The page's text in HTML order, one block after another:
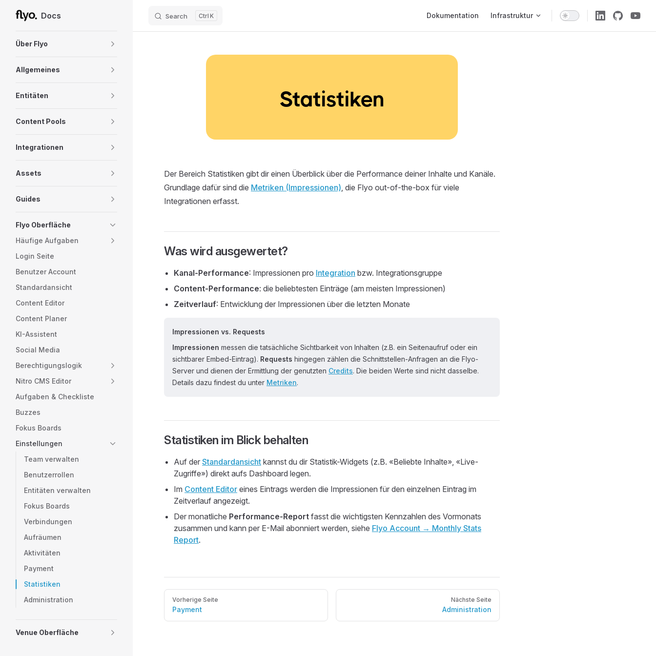
Skip to content
Docs Search K Dokumentation Infrastruktur
Sidebar Navigation
Über Flyo
Allgemeines
Entitäten
Content Pools
Integrationen
Assets
Guides
Flyo Oberfläche
Häufige Aufgaben
Login Seite
Benutzer Account
Standardansicht
Content Editor
Content Planer
KI-Assistent
Social Media
Berechtigungslogik
Nitro CMS Editor
Aufgaben & Checkliste
Buzzes
Fokus Boards
Einstellungen
Team verwalten
Benutzerrollen
Entitäten verwalten
Fokus Boards
Verbindungen
Aufräumen
Aktivitäten
Payment
Statistiken
Administration
Venue Oberfläche
Statistiken
Der Bereich Statistiken gibt dir einen Überblick über die Performance deiner Inhalte und Kanäle.
Grundlage dafür sind die Metriken (Impressionen), die Flyo out-of-the-box für viele
Integrationen erfasst.
Was wird ausgewertet?
Kanal-Performance: Impressionen pro Integration bzw. Integrationsgruppe
Content-Performance: die beliebtesten Einträge (am meisten Impressionen)
Zeitverlauf: Entwicklung der Impressionen über die letzten Monate
Impressionen vs. Requests
Impressionen messen die tatsächliche Sichtbarkeit von Inhalten (z.B. ein Seitenaufruf oder ein
sichtbarer Embed-Eintrag). Requests hingegen zählen die Schnittstellen-Anfragen an die Flyo-
Server und dienen der Ermittlung der genutzten Credits. Die beiden Werte sind nicht dasselbe.
Details dazu findest du unter Metriken.
Statistiken im Blick behalten
Auf der Standardansicht kannst du dir Statistik-Widgets (z.B. «Beliebte Inhalte», «Live-
Zugriffe») direkt aufs Dashboard legen.
Im Content Editor eines Eintrags werden die Impressionen für den einzelnen Eintrag im
Zeitverlauf angezeigt.
Der monatliche Performance-Report fasst die wichtigsten Kennzahlen des Vormonats
zusammen und kann per E-Mail abonniert werden, siehe Flyo Account → Monthly Stats
Report.
Pager
Vorherige Seite
Payment
Nächste Seite
Administration